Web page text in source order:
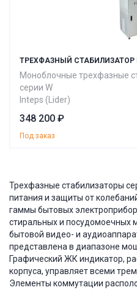
ТРЕХФАЗНЫЙ СТАБИЛИЗАТОР
Моноблочные трехфазные
серии W
Inteps (Lider)
348 200 ₽
Под заказ
Трехфазные стабилизаторы
питания и защиты от
гаммы бытовых
стиральных и посудомоечных
бытовой видео- и
представлена в диапазоне
Графический ЖК индикатор,
корпуса, управляет всеми
Элементы коммутации